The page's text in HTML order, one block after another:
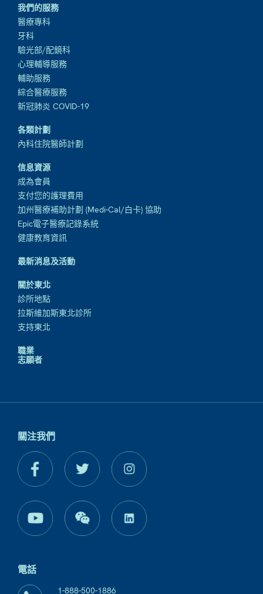
我們的服務
醫療專科
牙科
驗光部/配鏡科
心理輔導服務
輔助服務
綜合醫療服務
新冠肺炎 COVID-19
各類計劃
內科住院醫師計劃
信息資源
成為會員
支付您的護理費用
加州醫療補助計劃 (Medi-Cal/白卡) 協助
Epic電子醫療記錄系統
健康教育資訊
最新消息及活動
關於東北
診所地點
拉斯維加斯東北診所
支持東北
職業
志願者
關注我們
電話
1-888-500-1886